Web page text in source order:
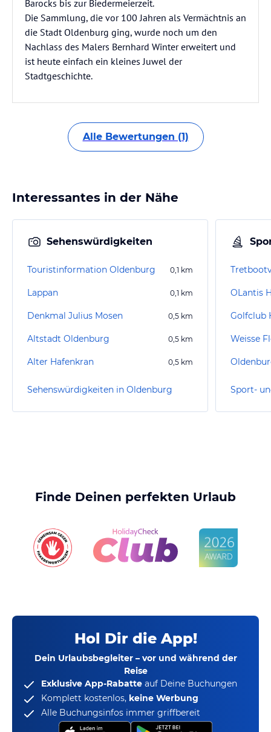
Barocks bis zur Biedermeierzeit.
Die Sammlung, die vor 100 Jahren als Vermächtnis an
die Stadt Oldenburg ging, wurde noch um den
Nachlass des Malers Bernhard Winter erweitert und
ist heute einfach ein kleines Juwel der
Stadtgeschichte.
Alle Bewertungen (1)
Interessantes in der Nähe
Sehenswürdigkeiten
Touristinformation Oldenburg 0,1 km
Lappan 0,1 km
Denkmal Julius Mosen 0,5 km
Altstadt Oldenburg 0,5 km
Alter Hafenkran 0,5 km
Sehenswürdigkeiten in Oldenburg
OLantis
Golfclub
Weisse
Finde Deinen perfekten Urlaub
Hol Dir die App!
Dein Urlaubsbegleiter – vor und während der
Reise
Exklusive App-Rabatte auf Deine Buchungen
Komplett kostenlos, keine Werbung
Alle Buchungsinfos immer griffbereit